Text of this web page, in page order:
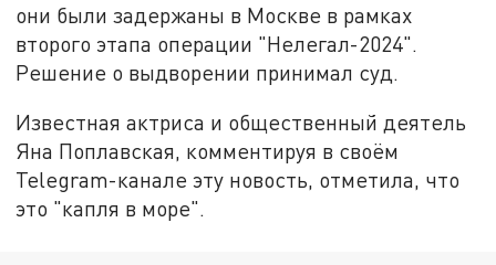
они были задержаны в Москве в рамках
второго этапа операции "Нелегал-2024".
Решение о выдворении принимал суд.
Известная актриса и общественный деятель
Яна Поплавская, комментируя в своём
Telegram-канале эту новость, отметила, что
это "капля в море".